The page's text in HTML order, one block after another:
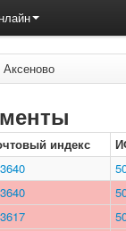
индекс